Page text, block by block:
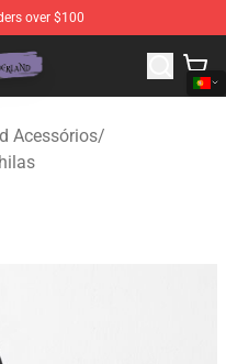
over $100
Official Twisted
Acessórios/